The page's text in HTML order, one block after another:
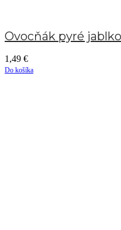
Ovocňák pyré
1,49 €
Do košíka